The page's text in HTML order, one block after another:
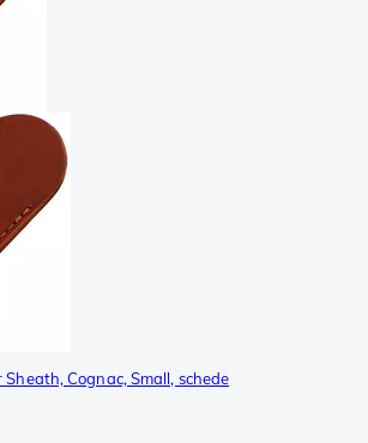
Cognac, Small, schede